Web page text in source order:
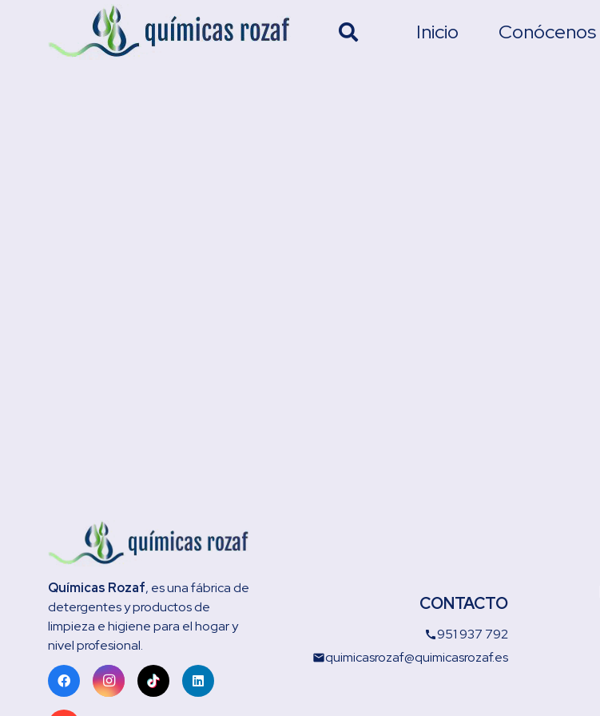
Inicio Conócenos
Químicas Rozaf, es una fábrica de
detergentes y productos de
limpieza e higiene para el hogar y
nivel profesional.
CONTACTO
call951 937 792
emailquimicasrozaf@quimicasrozaf.es